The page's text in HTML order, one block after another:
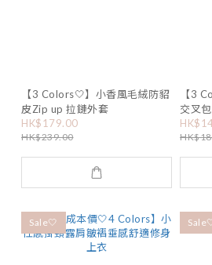
【3 Colors🤍】小香風毛絨防貂
皮Zip up 拉鏈外套
HK$179.00
HK$239.00
【3
交叉
Sale🤍